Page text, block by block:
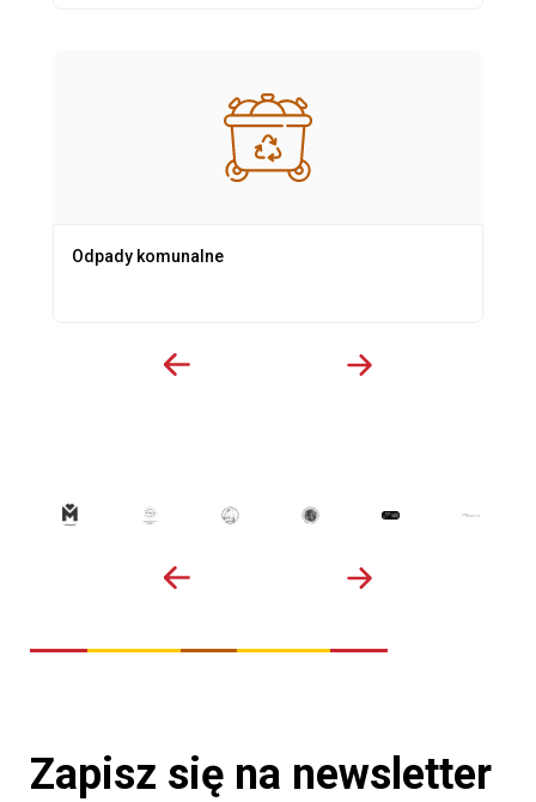
Odpady komunalne
Zapisz się na newsletter